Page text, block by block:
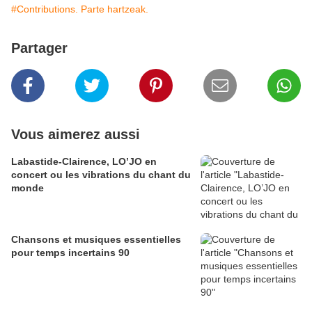
#Contributions. Parte hartzeak.
Partager
Vous aimerez aussi
Labastide-Clairence, LO’JO en
concert ou les vibrations du chant du
monde
Chansons et musiques essentielles
pour temps incertains 90